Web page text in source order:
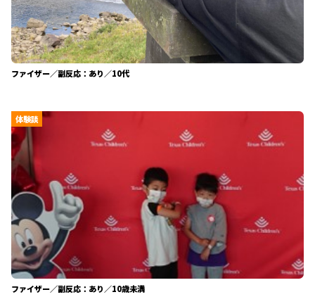
ファイザー／副反応：あり／10代
体験談
ファイザー／副反応：あり／10歳未満